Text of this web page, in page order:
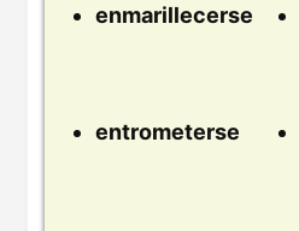
enmarillecerse
entrometerse